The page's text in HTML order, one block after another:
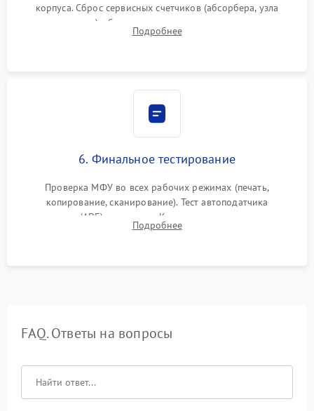
корпуса. Сброс сервисных счетчиков (абсорбера, узла
закрепления), обновление прошивки и программная
калибровка цветопередачи и позиционирования сканера.
Подробнее
6. Финальное тестирование
Проверка МФУ во всех рабочих режимах (печать,
копирование, сканирование). Тест автоподатчика
документов (ADF) и дуплекса. Контроль качества отпечатка
на отсутствие серого фона, полос и надежность запекания
Подробнее
FAQ. Ответы на вопросы